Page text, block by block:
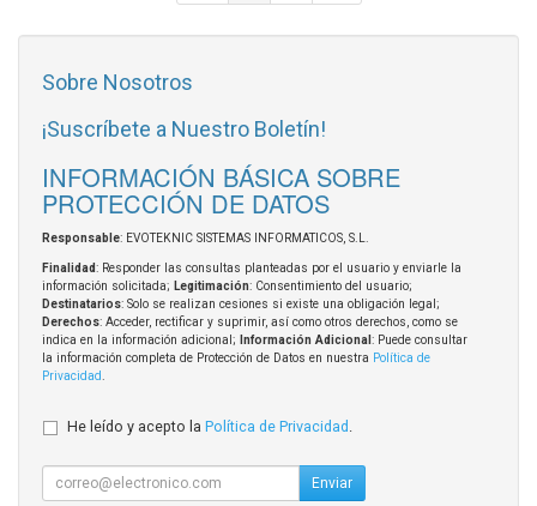
Sobre Nosotros
¡Suscríbete a Nuestro Boletín!
INFORMACIÓN BÁSICA SOBRE
PROTECCIÓN DE DATOS
Responsable: EVOTEKNIC SISTEMAS INFORMATICOS, S.L.
Finalidad: Responder las consultas planteadas por el usuario y enviarle la
información solicitada; Legitimación: Consentimiento del usuario;
Destinatarios: Solo se realizan cesiones si existe una obligación legal;
Derechos: Acceder, rectificar y suprimir, así como otros derechos, como se
indica en la información adicional;
Información Adicional : Puede consultar
la información completa de Protección de Datos en nuestra Política de
Privacidad
He leído y acepto la Política de Privacidad
Enviar